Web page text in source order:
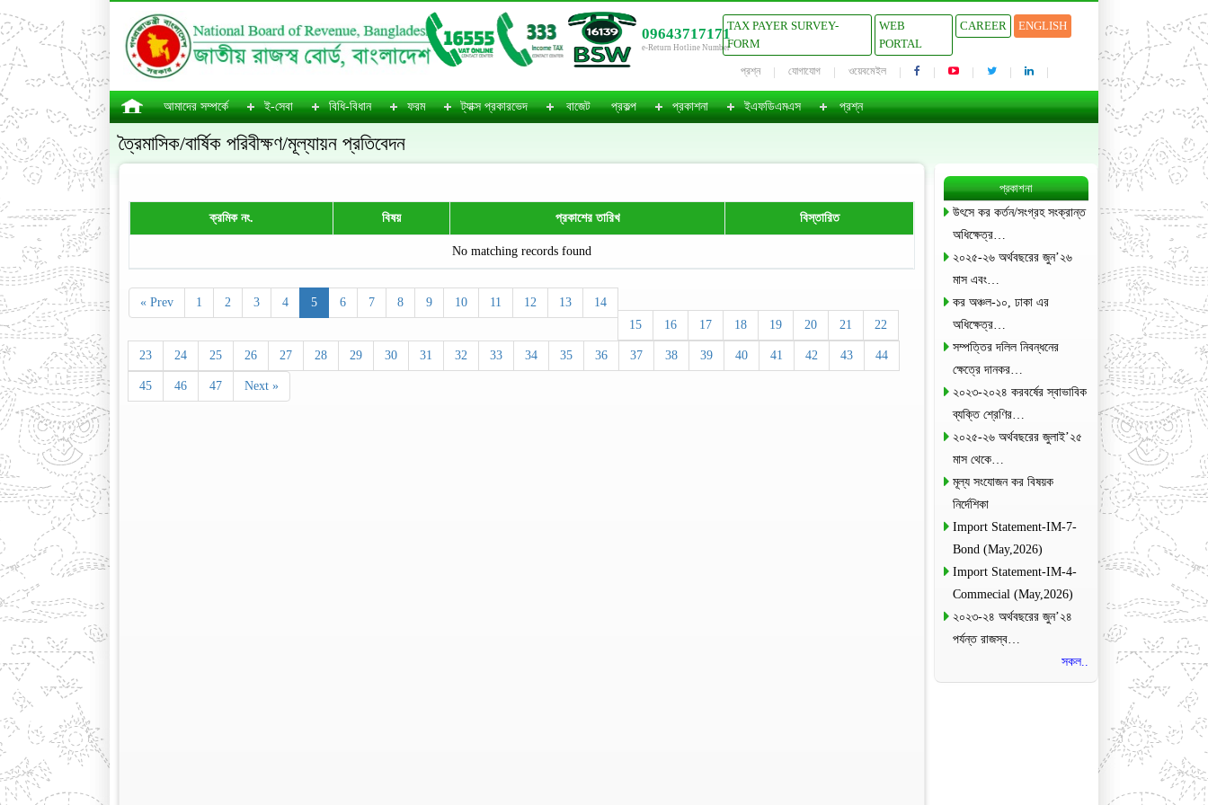
09643717171
e-Return Hotline Number
TAX PAYER SURVEY-
FORM
WEB
PORTAL
CAREER ENGLISH
প্রশ্ন যোগাযোগ ওয়েবমেইল
আমাদের সম্পর্কে ই-সেবা বিধি-বিধান ফরম ট্যাক্স প্রকারভেদ বাজেট প্রকল্প প্রকাশনা ইএফডিএমএস প্রশ্ন
ত্রৈমাসিক/বার্ষিক পরিবীক্ষণ/মূল্যায়ন প্রতিবেদন
ক্রমিক নং. বিষয় প্রকাশের তারিখ বিস্তারিত
No matching records found
« Prev 1 2 3 4 5 6 7 8 9 10 11 12 13
14
15
16 17 18 19 20 21 22
23 24 25 26 27 28 29 30 31 32 33 34 35 36 37 38 39 40 41 42 43 44
45 46 47 Next »
প্রকাশনা
উৎসে কর কর্তন/সংগ্রহ সংক্রান্ত
অধিক্ষেত্র…
২০২৫-২৬ অর্থবছরের জুন’২৬
মাস এবং…
কর অঞ্চল-১০, ঢাকা এর
অধিক্ষেত্র…
সম্পত্তির দলিল নিবন্ধনের
ক্ষেত্রে দানকর…
২০২৩-২০২৪ করবর্ষের স্বাভাবিক
ব্যক্তি শ্রেণির…
২০২৫-২৬ অর্থবছরের জুলাই’২৫
মাস থেকে…
মূল্য সংযোজন কর বিষয়ক
নির্দেশিকা
Import Statement-IM-7-
Bond (May,2026)
Import Statement-IM-4-
Commecial (May,2026)
২০২৩-২৪ অর্থবছরের জুন’২৪
পর্যন্ত রাজস্ব…
সকল..